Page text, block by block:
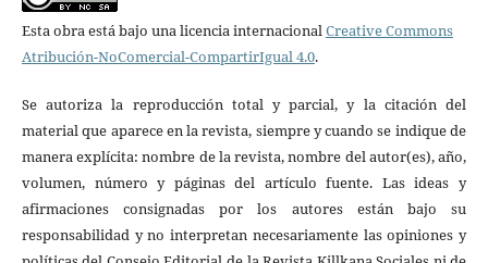
Esta obra está bajo una licencia internacionalCreative Commons
Atribución-NoComercial-CompartirIgual 4.0.
Se autoriza la reproducción total y parcial, y la citación del
material que aparece en la revista, siempre y cuando se indique de
manera explícita: nombre de la revista, nombre del autor(es), año,
volumen, número y páginas del artículo fuente. Las ideas y
afirmaciones consignadas por los autores están bajo su
responsabilidad y no interpretan necesariamente las opiniones y